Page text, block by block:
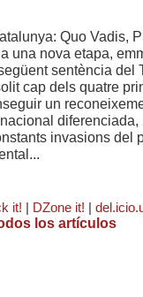
una nova etapa,
sentència
cap dels quatre
un
diferenciada,
invasions del
it! DZone it!
los artículos